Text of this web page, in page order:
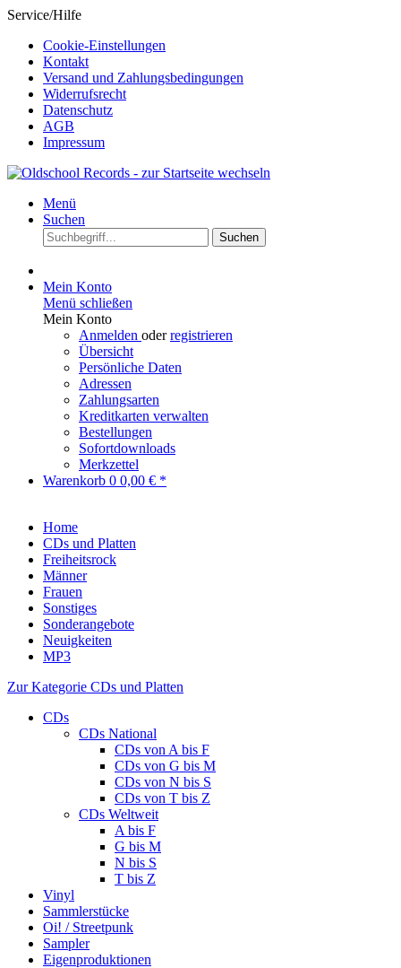
Service/Hilfe
Cookie-Einstellungen
Kontakt
Versand und Zahlungsbedingungen
Widerrufsrecht
Datenschutz
AGB
Impressum
Menü
Suchen
Suchen
Mein Konto
Menü schließen
Mein Konto
Anmelden oderregistrieren
Übersicht
Persönliche Daten
Adressen
Zahlungsarten
Kreditkarten verwalten
Bestellungen
Sofortdownloads
Merkzettel
Warenkorb 0 0,00 € *
Home
CDs und Platten
Freiheitsrock
Männer
Frauen
Sonstiges
Sonderangebote
Neuigkeiten
MP3
Zur Kategorie CDs und Platten
CDs
CDs National
CDs von A bis F
CDs von G bis M
CDs von N bis S
CDs von T bis Z
CDs Weltweit
A bis F
G bis M
N bis S
T bis Z
Vinyl
Sammlerstücke
Oi! / Streetpunk
Sampler
Eigenproduktionen